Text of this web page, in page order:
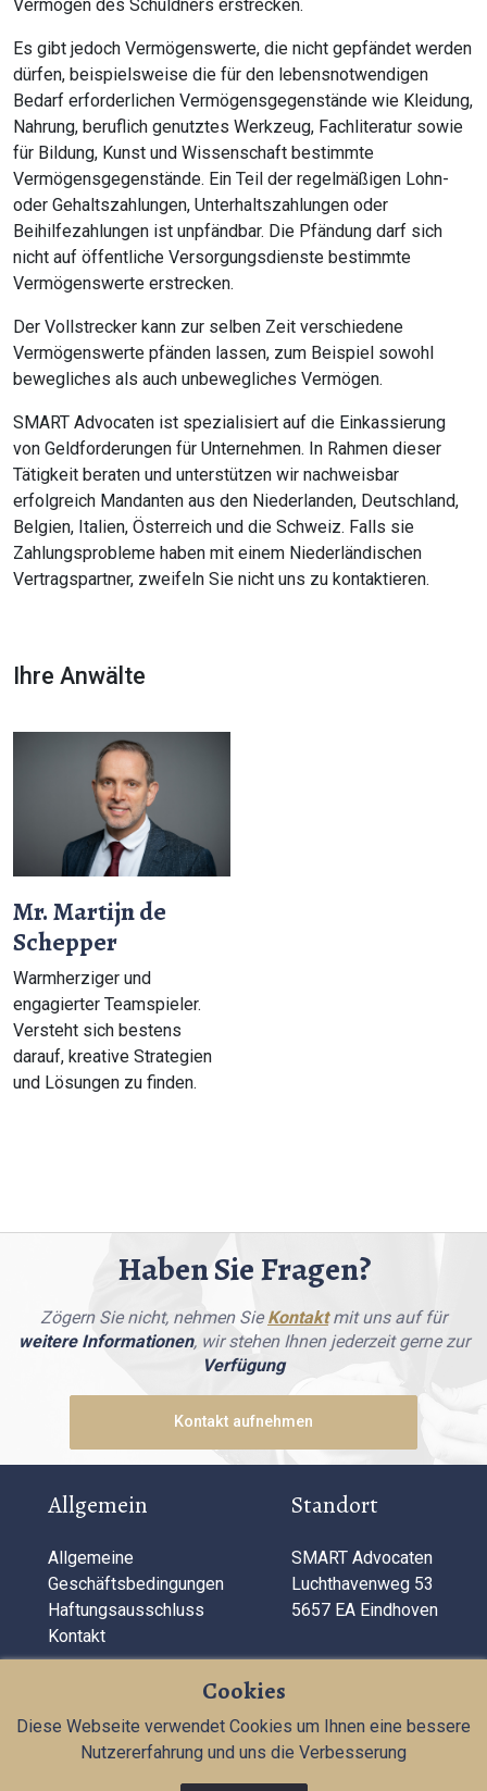
Vermögen des Schuldners erstrecken.
Es gibt jedoch Vermögenswerte, die nicht gepfändet werden
dürfen, beispielsweise die für den lebensnotwendigen
Bedarf erforderlichen Vermögensgegenstände wie Kleidung,
Nahrung, beruflich genutztes Werkzeug, Fachliteratur sowie
für Bildung, Kunst und Wissenschaft bestimmte
Vermögensgegenstände. Ein Teil der regelmäßigen Lohn-
oder Gehaltszahlungen, Unterhaltszahlungen oder
Beihilfezahlungen ist unpfändbar. Die Pfändung darf sich
nicht auf öffentliche Versorgungsdienste bestimmte
Vermögenswerte erstrecken.
Der Vollstrecker kann zur selben Zeit verschiedene
Vermögenswerte pfänden lassen, zum Beispiel sowohl
bewegliches als auch unbewegliches Vermögen.
SMART Advocaten ist spezialisiert auf die Einkassierung
von Geldforderungen für Unternehmen. In Rahmen dieser
Tätigkeit beraten und unterstützen wir nachweisbar
erfolgreich Mandanten aus den Niederlanden, Deutschland,
Belgien, Italien, Österreich und die Schweiz. Falls sie
Zahlungsprobleme haben mit einem Niederländischen
Vertragspartner, zweifeln Sie nicht uns zu kontaktieren.
Ihre Anwälte
Mr. Martijn de
Schepper
Warmherziger und
engagierter Teamspieler.
Versteht sich bestens
darauf, kreative Strategien
und Lösungen zu finden.
Haben Sie Fragen?
Zögern Sie nicht, nehmen SieKontaktmit uns auf für
weitere Informationen, wir stehen Ihnen jederzeit gerne zur
Verfügung
Kontakt aufnehmen
Allgemein
Allgemeine
Geschäftsbedingungen
Haftungsausschluss
Kontakt
Standort
SMART Advocaten
Luchthavenweg 53
5657 EA Eindhoven
Unternehmensinformationen
040 284 11 72
Cookies
Diese Webseite verwendet Cookies um Ihnen eine bessere
Nutzererfahrung und uns die Verbesserung